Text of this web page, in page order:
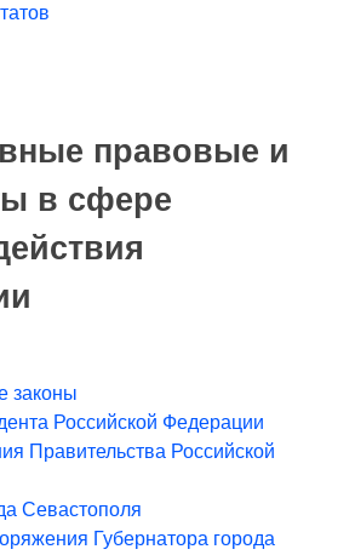
правовые и
в сфере
законы
Российской Федерации
Правительства Российской
Севастополя
Губернатора города